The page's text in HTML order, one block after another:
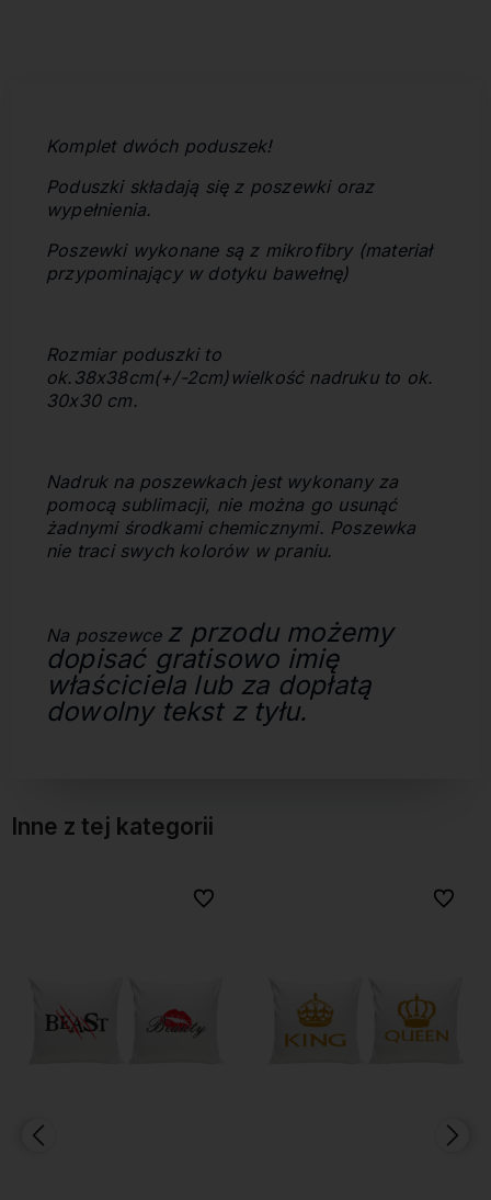
Komplet dwóch poduszek!
Poduszki składają się z poszewki oraz
wypełnienia.
Poszewki wykonane są zmikrofibry (materiał
przypominający w dotyku bawełnę)
Rozmiar poduszki to
ok.38x38cm(+/-2cm) wielkość nadruku to ok.
30x30 cm.
Nadruk na poszewkach jest wykonany za
pomocą sublimacji, nie można go usunąć
żadnymi środkami chemicznymi. Poszewka
nie traci swych kolorów w praniu.
Na poszewce z przodu możemy
dopisać gratisowo imię
właściciela lub za dopłatą
dowolny tekst z tyłu.
Inne z tej kategorii
Do ulubionych
Do ulubionych Do
Do